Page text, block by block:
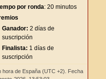
por ronda: 20 minutos
Ganador: 2 días de
suscripción
Finalista: 1 días de
suscripción
de España (UTC +2). Fecha